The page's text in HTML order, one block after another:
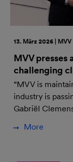
13. März 2026 | MVV
MVV
challenging
“MVV is
industry is
Gabriël
More